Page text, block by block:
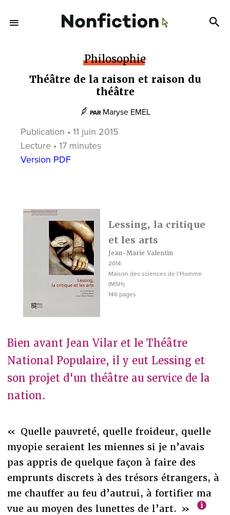
Philosophie
Théâtre de la raison et raison du
théâtre
PAR Maryse EMEL
Publication • 11 juin 2015
Lecture • 17 minutes
Version PDF
Lessing, la critique
et les arts
Jean-Marie Valentin
2014
Maison des sciences de l’Homme
(MSH)
146 pages
Bien avant Jean Vilar et le Théâtre
National Populaire, il y eut Lessing et
son projet d'un théâtre au service de la
nation.
« Quelle pauvreté, quelle froideur, quelle
myopie seraient les miennes si je n’avais
pas appris de quelque façon à faire des
emprunts discrets à des trésors étrangers, à
me chauffer au feu d’autrui, à fortifier ma
vue au moyen des lunettes de l’art. »